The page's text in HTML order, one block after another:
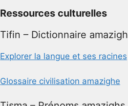
Ressources culturelles
Tifin – Dictionnaire amazigh
Explorer la langue et ses racines
Glossaire civilisation amazighe